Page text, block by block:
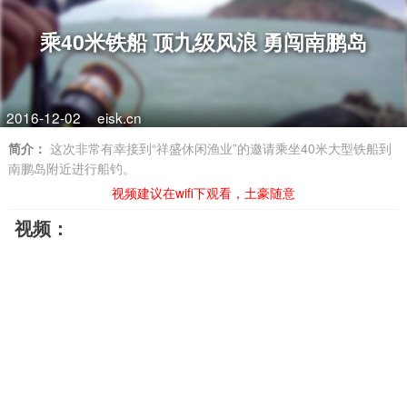
乘40米铁船 顶九级风浪 勇闯南鹏岛
2016-12-02 eisk.cn
简介： 这次非常有幸接到“祥盛休闲渔业”的邀请乘坐40米大型铁船到
南鹏岛附近进行船钓。
视频建议在wifi下观看，土豪随意
视频：